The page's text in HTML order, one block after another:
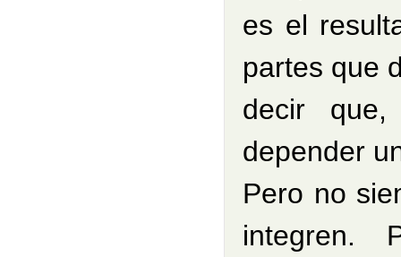
es el
partes que
decir
depender
Pero no
integren.